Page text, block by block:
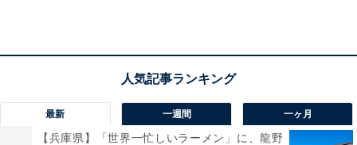
最新 一週間 一ヶ月
【兵庫県】「世界一忙しいラーメン」に、龍野